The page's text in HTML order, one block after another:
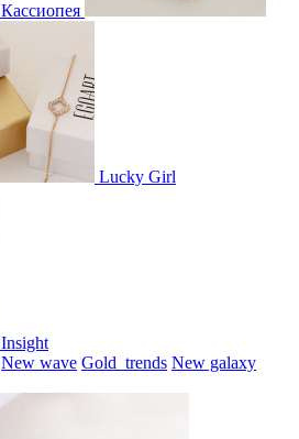
Кассиопея
Lucky Girl
Insight
New wave Gold_trends New galaxy